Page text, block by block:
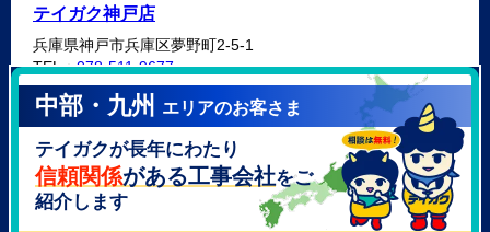
テイガク神戸店
兵庫県神戸市兵庫区夢野町2-5-1
TEL：078-511-9677
テイガク泉北・泉南店
大阪府泉北郡忠岡町高月南3-14
TEL：072-521-2637
中部・九州 エリアのお客さま
テイガクが長年にわたり
信頼関係がある工事会社をご
紹介します